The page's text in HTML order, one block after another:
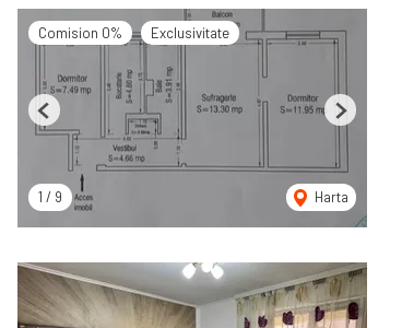
Comision 0% Exclusivitate
1 / 9 Harta
Previous Next